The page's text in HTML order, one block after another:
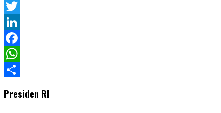
Pinterest
Twitter
LinkedIn
Facebook
WhatsApp
Presiden RI